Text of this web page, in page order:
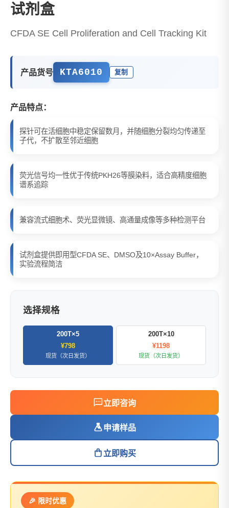
试剂盒
CFDA SE Cell Proliferation and Cell Tracking Kit
产品货号 KTA6010 复制
产品特点：
探针可在活细胞中稳定保留数月，并随细胞分裂均匀传递至
子代，不扩散至邻近细胞
荧光信号均一性优于传统PKH26等膜染料，适合高精度细胞
谱系追踪
兼容流式细胞术、荧光显微镜、高通量成像等多种检测平台
试剂盒提供即用型CFDA SE、DMSO及10×Assay Buffer，
实验流程简洁
选择规格
200T×5
¥798
现货（次日发货）
200T×10
¥1198
现货（次日发货）
立即咨询
申请样品
立即购买
🎉 限时优惠